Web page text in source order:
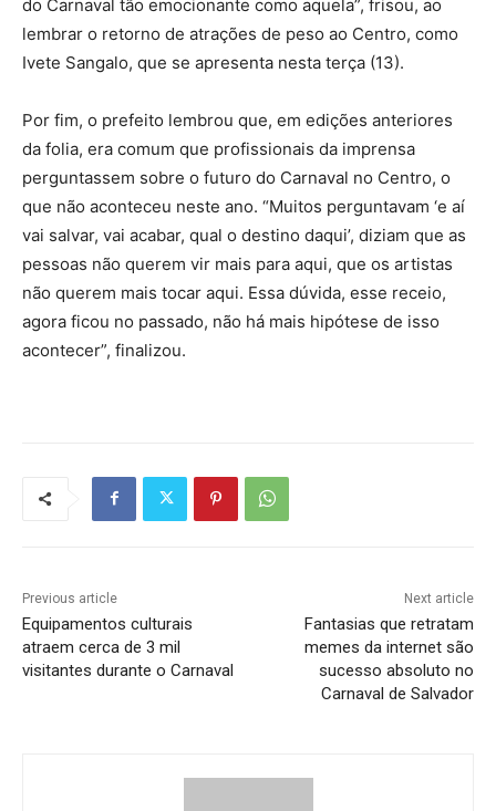
do Carnaval tão emocionante como aquela”, frisou, ao
lembrar o retorno de atrações de peso ao Centro, como
Ivete Sangalo, que se apresenta nesta terça (13).
Por fim, o prefeito lembrou que, em edições anteriores
da folia, era comum que profissionais da imprensa
perguntassem sobre o futuro do Carnaval no Centro, o
que não aconteceu neste ano. “Muitos perguntavam ‘e aí
vai salvar, vai acabar, qual o destino daqui’, diziam que as
pessoas não querem vir mais para aqui, que os artistas
não querem mais tocar aqui. Essa dúvida, esse receio,
agora ficou no passado, não há mais hipótese de isso
acontecer”, finalizou.
Previous article
Equipamentos culturais
atraem cerca de 3 mil
visitantes durante o Carnaval
Next article
Fantasias que retratam
memes da internet são
sucesso absoluto no
Carnaval de Salvador